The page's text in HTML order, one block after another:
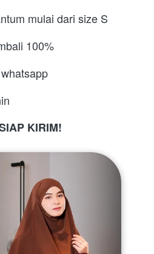
mulai dari size S
100%
KIRIM!